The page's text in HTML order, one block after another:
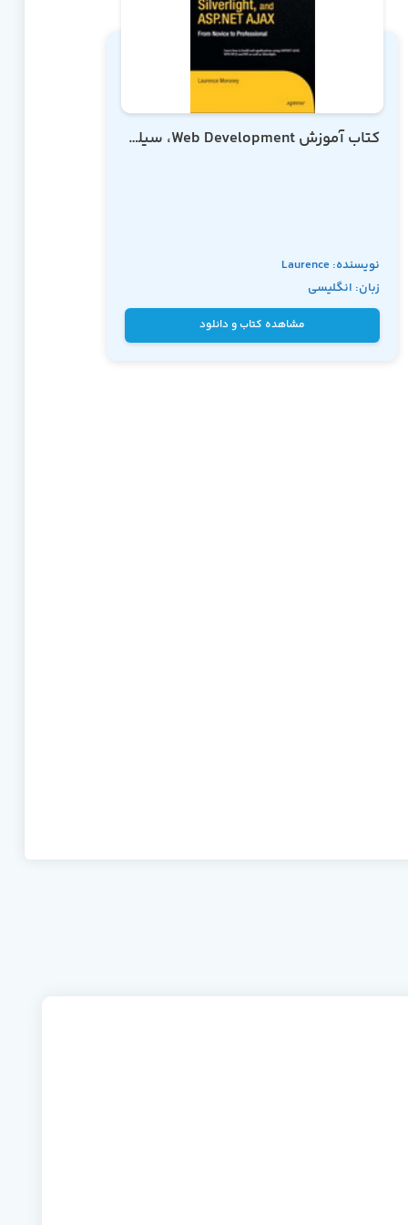
کتاب آموزش Web Development، سیلورلایت و ASP.NET AJAX از تازه کار تا حرفه ای
نویسنده: Laurence
Moroney
زبان: انگلیسی
مشاهده کتاب و دانلود